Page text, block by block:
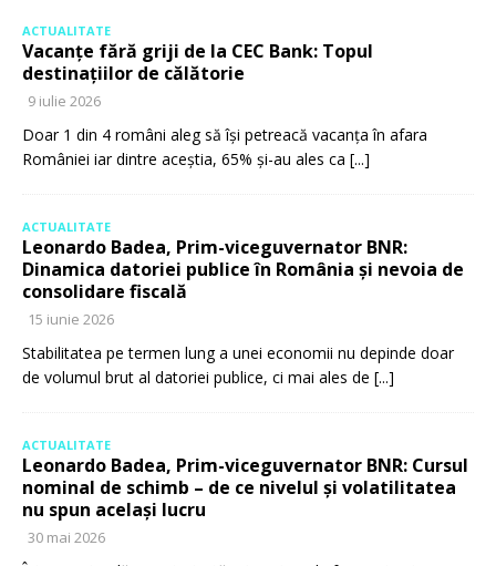
ACTUALITATE
Vacanțe fără griji de la CEC Bank: Topul
destinațiilor de călătorie
9 iulie 2026
Doar 1 din 4 români aleg să își petreacă vacanța în afara
României iar dintre aceștia, 65% și-au ales ca [...]
ACTUALITATE
Leonardo Badea, Prim-viceguvernator BNR:
Dinamica datoriei publice în România și nevoia de
consolidare fiscală
15 iunie 2026
Stabilitatea pe termen lung a unei economii nu depinde doar
de volumul brut al datoriei publice, ci mai ales de [...]
ACTUALITATE
Leonardo Badea, Prim-viceguvernator BNR: Cursul
nominal de schimb – de ce nivelul și volatilitatea
nu spun același lucru
30 mai 2026